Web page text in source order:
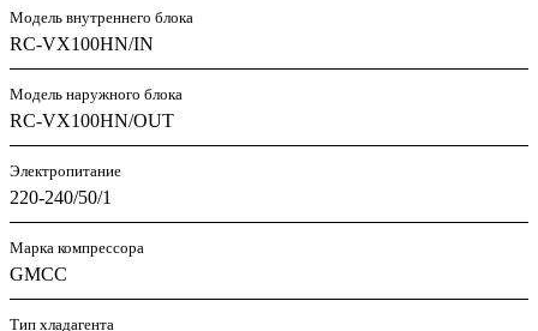
Модель внутреннего блока
RC-VX100HN/IN
Модель наружного блока
RC-VX100HN/OUT
Электропитание
220-240/50/1
Марка компрессора
GMCC
Тип хладагента